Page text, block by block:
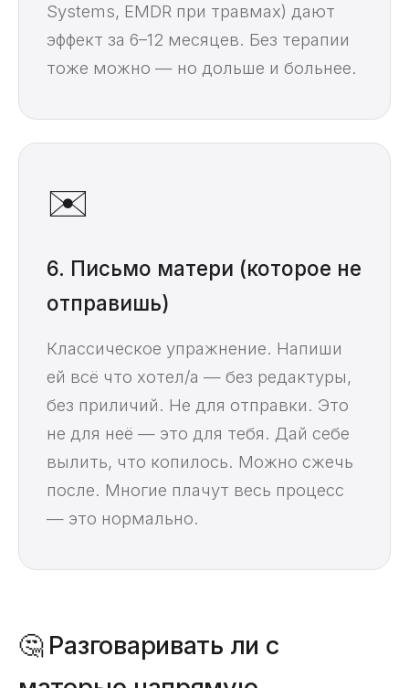
Systems, EMDR при травмах) дают
эффект за 6–12 месяцев. Без терапии
тоже можно — но дольше и больнее.
✉️
6. Письмо матери (которое не
отправишь)
Классическое упражнение. Напиши
ей всё что хотел/а — без редактуры,
без приличий. Не для отправки. Это
не для неё — это для тебя. Дай себе
вылить, что копилось. Можно сжечь
после. Многие плачут весь процесс
— это нормально.
🤔 Разговаривать ли с